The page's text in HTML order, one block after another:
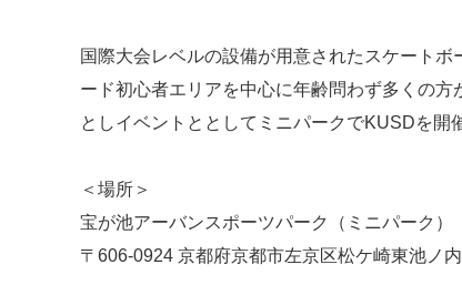
国際大会レベルの設備が用意されたスケート
ード初心者エリアを中心に年齢問わず多くの
としイベントととしてミニパークでKUSDを開
＜場所＞
宝が池アーバンスポーツパーク（ミニパーク）
〒606-0924 京都府京都市左京区松ケ崎東池ノ